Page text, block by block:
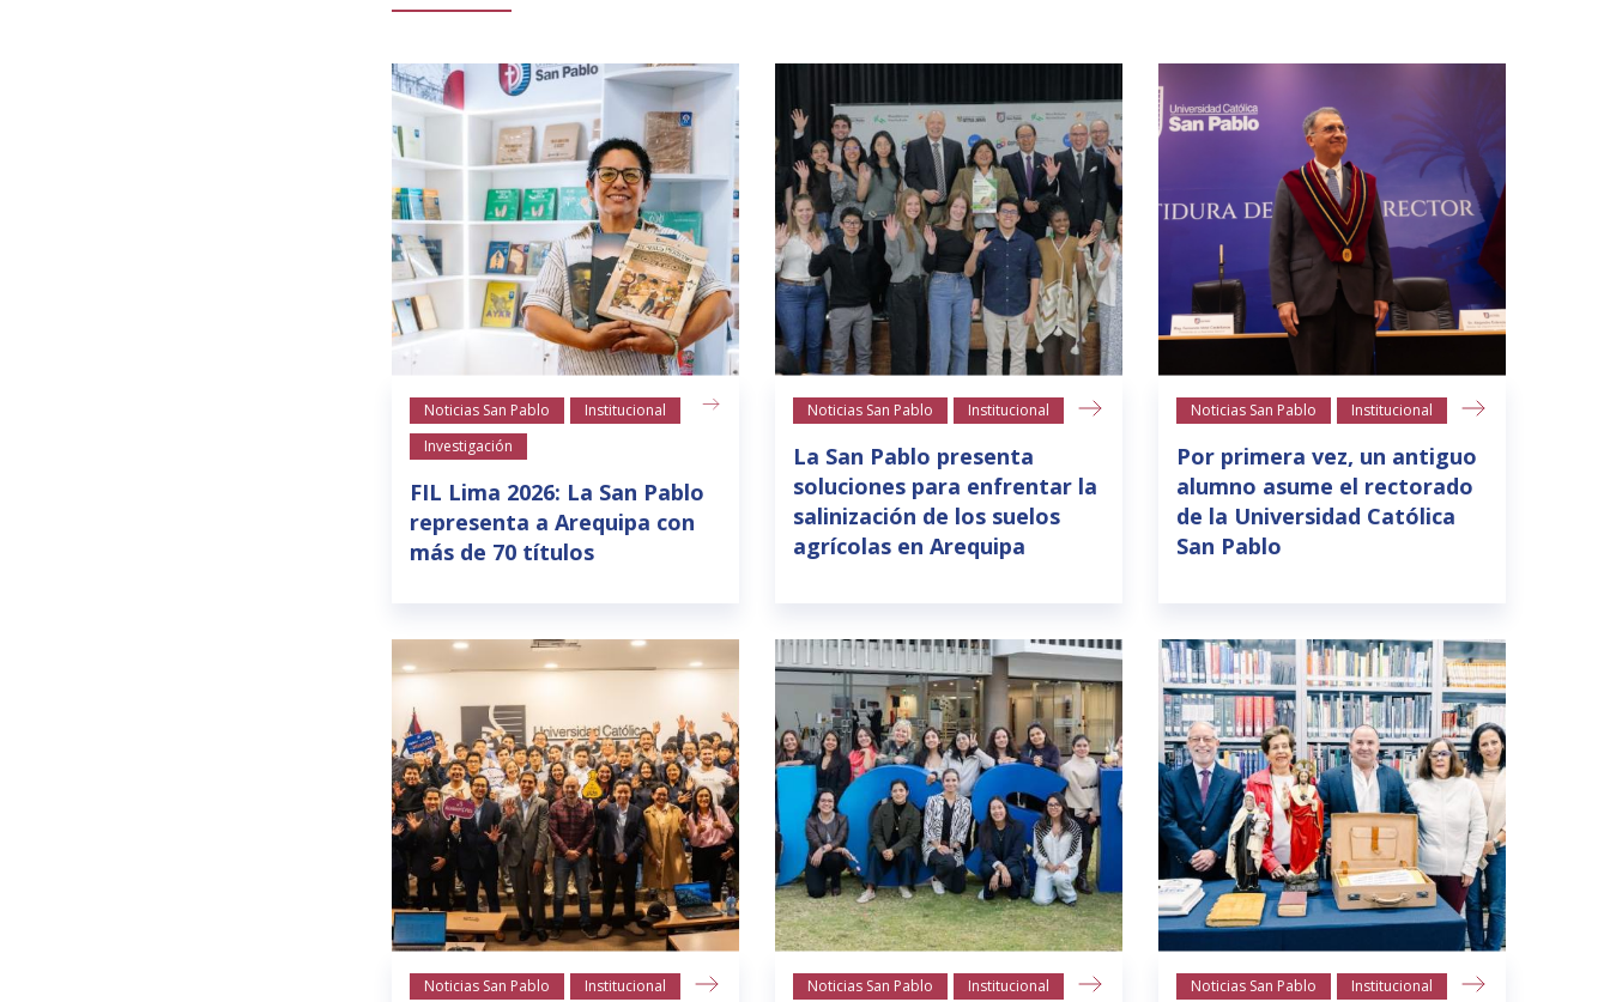
Noticias San Pablo
Institucional
Investigación
FIL Lima 2026: La San Pablo
representa a Arequipa con
más de 70 títulos
Noticias San Pablo Institucional
La San Pablo presenta
soluciones para enfrentar la
salinización de los suelos
agrícolas en Arequipa
Noticias San Pablo Institucional
Por primera vez, un antiguo
alumno asume el rectorado
de la Universidad Católica
San Pablo
Noticias San Pablo Institucional Noticias San Pablo Institucional Noticias San Pablo Institucional